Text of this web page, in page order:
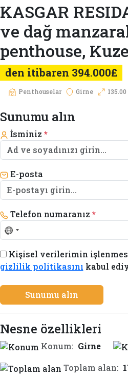
KASGAR
ve dağ
penthouse,
den itibaren 394.000£
Penthouselar Girne
Sunumu alın
İsminiz *
E-posta
Telefon numaranız *
No
selected
Kişisel verilerimin
gizlilik politikasını kabul
Sunumu alın
Nesne özellikleri
Konum: Girne
Toplam alan: